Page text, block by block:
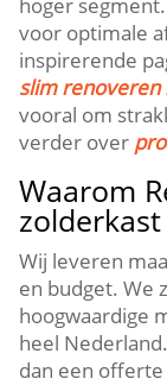
voor optimale
inspirerende
slim
vooral om
verder over
Waarom
Wij leveren
en budget.​ We
hoogwaardige
heel
dan een